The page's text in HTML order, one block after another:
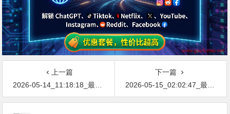
上一篇
2026-05-14_11:18:18_最新网络节点地址免费分享…不定期更新…开放免费分享（网络免费节点香港|日本|韩国|新加坡|台湾|马来西亚|…
下一篇
2026-05-15_02:02:47_最新网络节点地址免费分享…不定期更新…开放免费分享（网络免费节点香港|日本|韩国|新加坡|台湾|马来西亚|…